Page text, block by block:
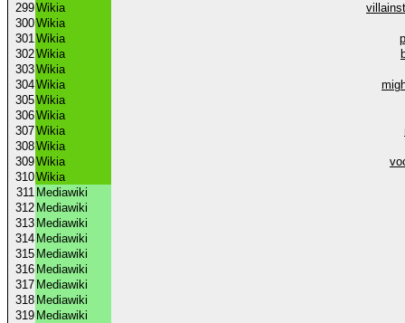
299Wikia
300Wikia
301Wikia
302Wikia
303Wikia
304Wikia
305Wikia
306Wikia
307Wikia
308Wikia
309Wikia
310Wikia
311 Mediawiki
312 Mediawiki
313 Mediawiki
314 Mediawiki
315 Mediawiki
316 Mediawiki
317 Mediawiki
318 Mediawiki
319 Mediawiki